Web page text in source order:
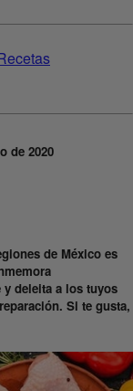
de 2020
de México es
y deleita a los tuyos
Si te gusta,